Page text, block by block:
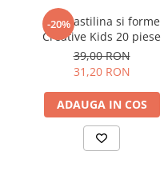
-20%
Set plastilina si forme
Creative Kids 20 piese
39,00 RON
31,20 RON
ADAUGA IN COS